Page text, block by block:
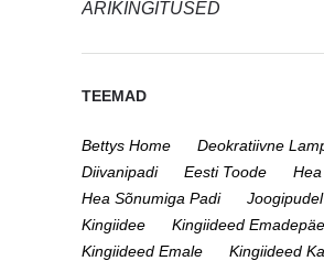
ÄRIKINGITUSED
TEEMAD
Bettys Home
Deokratiivne
Diivanipadi
Eesti Toode
Hea Sõnumiga Padi
Joogipudel
Kingiidee
Kingiideed
Kingiideed Emale
Kingiideed